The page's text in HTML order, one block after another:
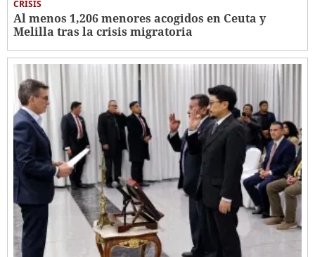
CRISIS
Al menos 1,206 menores acogidos en Ceuta y
Melilla tras la crisis migratoria